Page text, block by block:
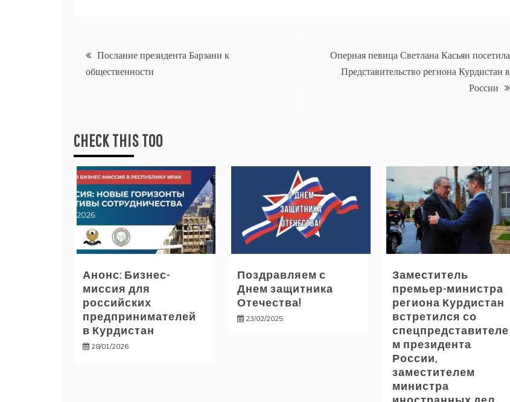
Навигация
Послание президента Барзани к
общественности
Оперная певица Светлана Касьян посетила
Представительство региона Курдистан в
России
CHECK THIS TOO
Анонс: Бизнес-
миссия для
российских
предпринимателей
в Курдистан
28/01/2026
Поздравляем с
Днем защитника
Отечества!
23/02/2025
Заместитель
премьер-министра
региона Курдистан
встретился со
спецпредставителе
м президента
России,
заместителем
министра